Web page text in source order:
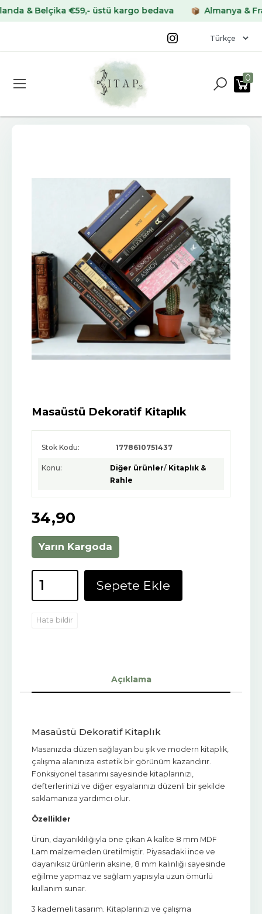
& Belçika €59,- üstü kargo bedava Almanya &
0
Masaüstü Dekoratif Kitaplık
Stok Kodu: 1778610751437
Konu: Diğer ürünler/ Kitaplık &
Rahle
34,90
Yarın Kargoda
Sepete Ekle
Hata bildir
Açıklama
Masaüstü Dekoratif Kitaplık
Masanızda düzen sağlayan bu şık ve modern kitaplık,
çalışma alanınıza estetik bir görünüm kazandırır.
Fonksiyonel tasarımı sayesinde kitaplarınızı,
defterlerinizi ve diğer eşyalarınızı düzenli bir şekilde
saklamanıza yardımcı olur.
Özellikler
Ürün, dayanıklılığıyla öne çıkan A kalite 8 mm MDF
Lam malzemeden üretilmiştir. Piyasadaki ince ve
dayanıksız ürünlerin aksine, 8 mm kalınlığı sayesinde
eğilme yapmaz ve sağlam yapısıyla uzun ömürlü
kullanım sunar.
3 kademeli tasarım. Kitaplarınızı ve çalışma